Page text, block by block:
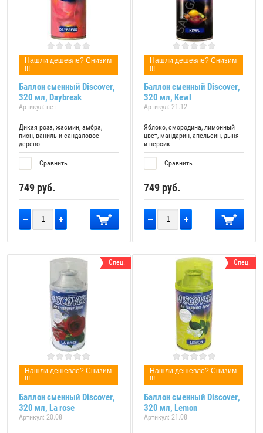
Нашли дешевле? Снизим
!!!
Баллон сменный Discover,
320 мл, Daybreak
Артикул: нет
Дикая роза, жасмин, амбра,
пион, ваниль и сандаловое
дерево
Сравнить
749 руб.
Нашли дешевле? Снизим
!!!
Баллон сменный Discover,
320 мл, Kewl
Артикул: 21.12
Яблоко, смородина, лимонный
цвет, мандарин, апельсин, дыня
и персик
Сравнить
749 руб.
Спец.
Нашли дешевле? Снизим
!!!
Баллон сменный Discover,
320 мл, La rose
Артикул: 20.08
Спец.
Нашли дешевле? Снизим
!!!
Баллон сменный Discover,
320 мл, Lemon
Артикул: 21.08